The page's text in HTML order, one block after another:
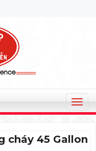
T
o
g
cháy 45 Gallon